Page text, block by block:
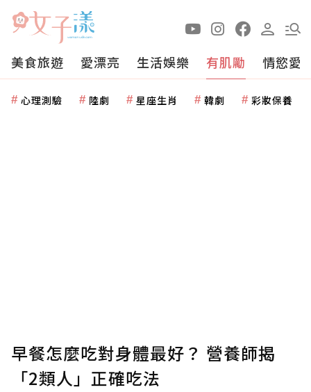
美食旅遊 愛漂亮 生活娛樂 有肌勵 情慾愛
心理測驗 陸劇 星座生肖 韓劇 彩妝保養
早餐怎麼吃對身體最好？ 營養師揭
「2類人」正確吃法